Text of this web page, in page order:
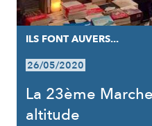
ILS FONT AUVERS...
26/05/2020
La 23ème
altitude